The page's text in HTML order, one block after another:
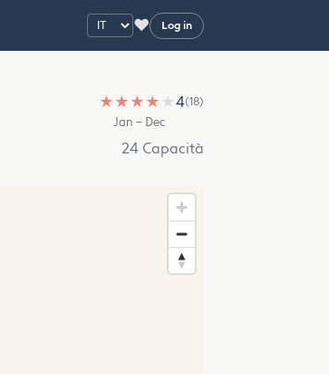
♥ Log in
★ ★ ★ ★ ★4(18)
Jan – Dec
24 Capacità